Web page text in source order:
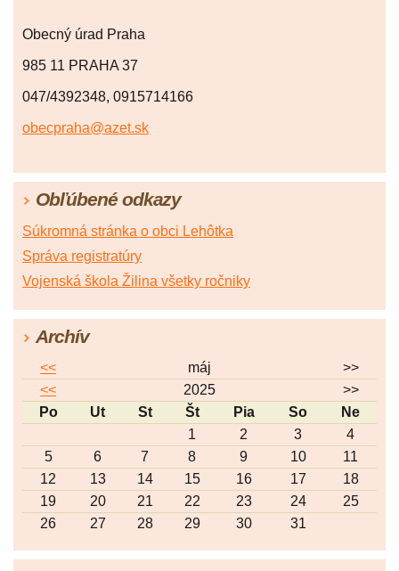
Obecný úrad Praha
985 11 PRAHA 37
047/4392348, 0915714166
obecpraha@azet.sk
Obľúbené odkazy
Súkromná stránka o obci Lehôtka
Správa registratúry
Vojenská škola Žilina všetky ročniky
Archív
<< máj
>>
<<
2025
>>
Po
Ut St Št Pia So
Ne
1
2 3
4
5
6 7 8 9 10
11
12
13 14 15 16 17
18
19
20 21 22 23 24
25
26
27 28 29 30 31